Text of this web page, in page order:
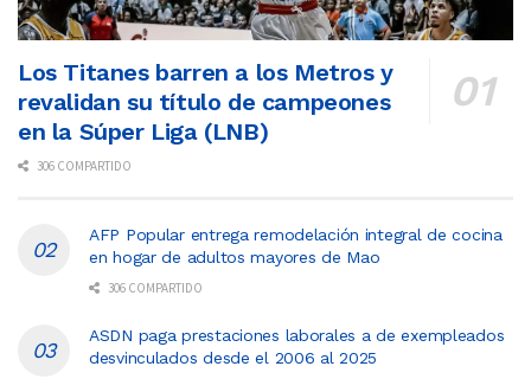
Los Titanes barren a los Metros y
revalidan su título de campeones
en la Súper Liga (LNB)
306 COMPARTIDO
AFP Popular entrega remodelación integral de cocina
en hogar de adultos mayores de Mao
306 COMPARTIDO
ASDN paga prestaciones laborales a de exempleados
desvinculados desde el 2006 al 2025